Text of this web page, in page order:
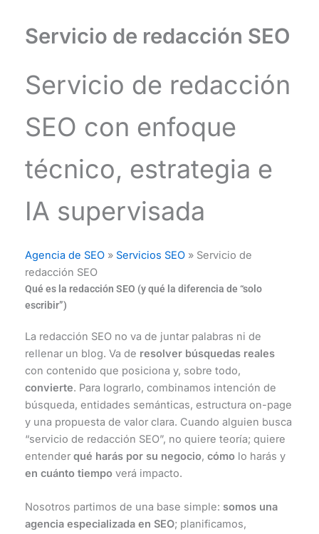
Servicio de redacción SEO
Servicio de redacción
SEO con enfoque
técnico, estrategia e
IA supervisada
Agencia de SEO» Servicios SEO» Servicio de
redacción SEO
Qué es la redacción SEO (y qué la diferencia de “solo
escribir”)
La redacción SEO no va de juntar palabras ni de
rellenar un blog. Va de resolver búsquedas reales
con contenido que posiciona y, sobre todo,
convierte. Para lograrlo, combinamos intención de
búsqueda, entidades semánticas, estructura on-page
y una propuesta de valor clara. Cuando alguien busca
“servicio de redacción SEO”, no quiere teoría; quiere
entender qué harás por su negocio, cómolo harás y
en cuánto tiempoverá impacto.
Nosotros partimos de una base simple: somos una
agencia especializada en SEO; planificamos,